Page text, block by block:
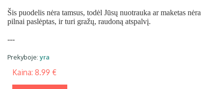
Šis puodelis nėra tamsus, todėl Jūsų nuotrauka ar maketas nėra
pilnai paslėptas, ir turi gražų, raudoną atspalvį.
---
Prekyboje:yra
Kaina: 8.99 €